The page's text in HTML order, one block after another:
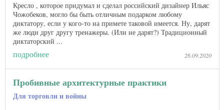
Кресло , которое придумал и сделал российский дизайнер Ильяс
Чожобеков, могло бы быть отличным подарком любому
диктатору, если у кого-то на примете таковой имеется. Ну, дарят
же люди друг другу тренажеры. (Или не дарят?) Традиционный
диктаторский ...
подробнее 26.09.2020
Пробивные архитектурные практики
Для торговли и войны